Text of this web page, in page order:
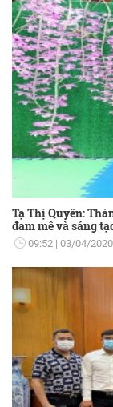
Tạ Thị Quyên:
đam mê và sáng
09:52 03/04/2020